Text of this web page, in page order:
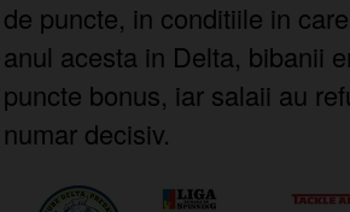
de puncte, in conditiile in
anul acesta in Delta, bibanii
puncte bonus, iar salaii au
numar decisiv.